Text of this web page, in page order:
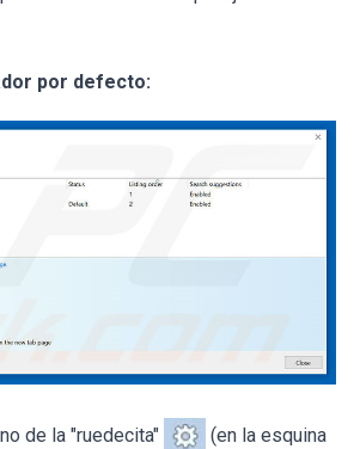
por defecto:
de la "ruedecita" (en la esquina